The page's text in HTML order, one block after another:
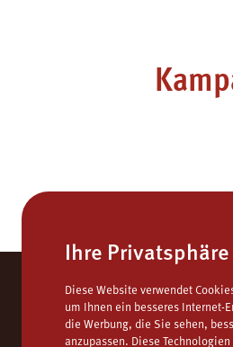
Ihre
Diese Website verwendet
um Ihnen ein besseres Internet-
die Werbung, die Sie sehen,
anzupassen. Diese